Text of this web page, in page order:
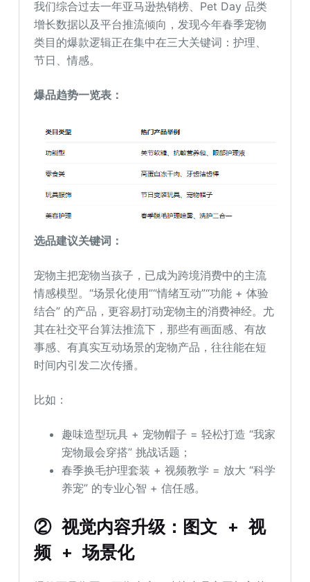
我们综合过去一年亚马逊热销榜、Pet Day 品类
增长数据以及平台推流倾向，发现今年春季宠物
类目的爆款逻辑正在集中在三大关键词：护理、
节日、情感。
爆品趋势一览表：
选品建议关键词：
宠物主把宠物当孩子，已成为跨境消费中的主流
情感模型。“场景化使用”“情绪互动”“功能 + 体验
结合” 的产品，更容易打动宠物主的消费神经。尤
其在社交平台算法推流下，那些有画面感、有故
事感、有真实互动场景的宠物产品，往往能在短
时间内引发二次传播。
比如：
趣味造型玩具 + 宠物帽子 = 轻松打造 “我家
宠物最会穿搭” 挑战话题；
春季换毛护理套装 + 视频教学 = 放大 “科学
养宠” 的专业心智 + 信任感。
② 视觉内容升级：图文 + 视
频 + 场景化